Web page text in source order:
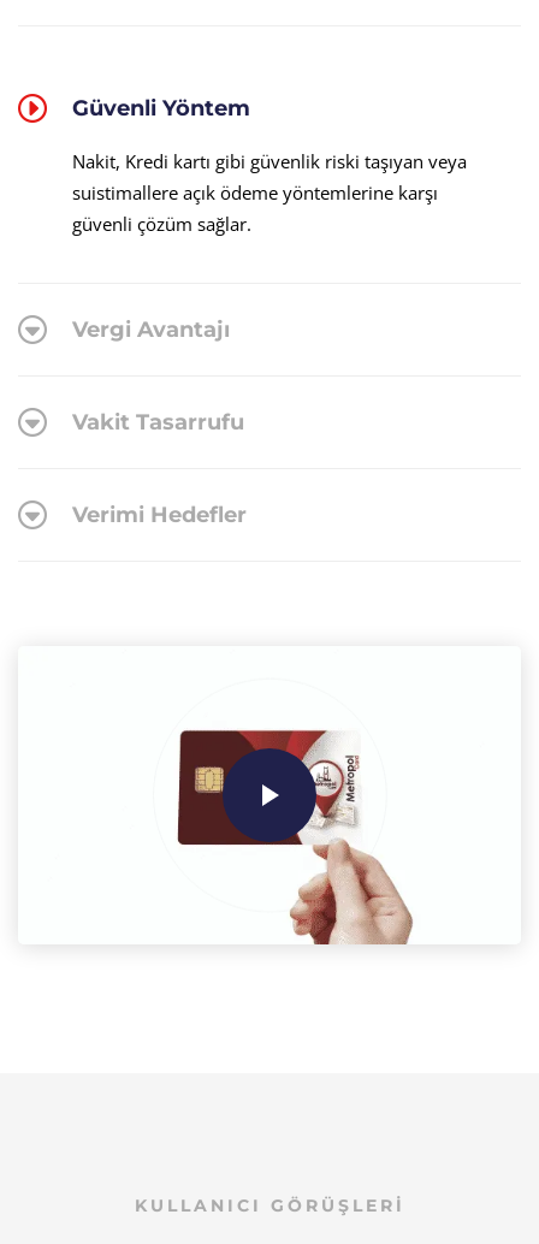
Güvenli Yöntem
Nakit, Kredi kartı gibi güvenlik riski taşıyan veya
suistimallere açık ödeme yöntemlerine karşı
güvenli çözüm sağlar.
Vergi Avantajı
Vakit Tasarrufu
Verimi Hedefler
KULLANICI GÖRÜŞLERİ